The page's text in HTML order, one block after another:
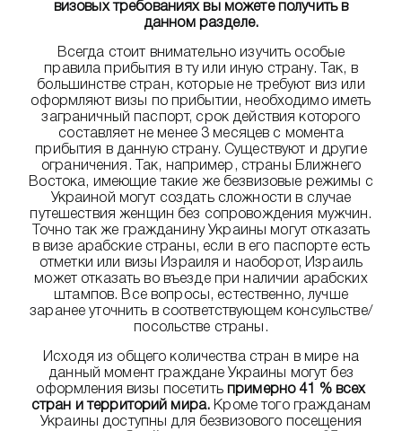
визовых требованиях вы можете получить в
данном разделе.
Всегда стоит внимательно изучить особые
правила прибытия в ту или иную страну. Так, в
большинстве стран, которые не требуют виз или
оформляют визы по прибытии, необходимо иметь
заграничный паспорт, срок действия которого
составляет не менее 3 месяцев с момента
прибытия в данную страну. Существуют и другие
ограничения. Так, например, страны Ближнего
Востока, имеющие такие же безвизовые режимы с
Украиной могут создать сложности в случае
путешествия женщин без сопровождения мужчин.
Точно так же гражданину Украины могут отказать
в визе арабские страны, если в его паспорте есть
отметки или визы Израиля и наоборот, Израиль
может отказать во въезде при наличии арабских
штампов. Все вопросы, естественно, лучше
заранее уточнить в соответствующем консульстве/
посольстве страны.
Исходя из общего количества стран в мире на
данный момент граждане Украины могут без
оформления визы посетить примерно 41 % всех
стран и территорий мира. Кроме того гражданам
Украины доступны для безвизового посещения